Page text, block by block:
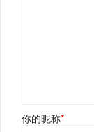
你的昵称*